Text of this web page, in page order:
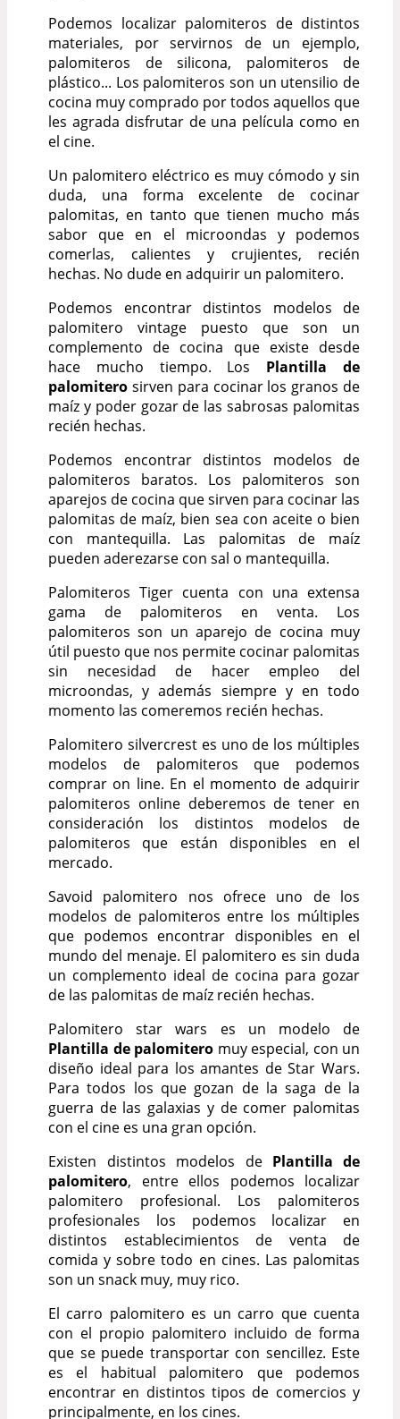
Podemos localizar palomiteros de distintos
materiales, por servirnos de un ejemplo,
palomiteros de silicona, palomiteros de
plástico... Los palomiteros son un utensilio de
cocina muy comprado por todos aquellos que
les agrada disfrutar de una película como en
el cine.
Un palomitero eléctrico es muy cómodo y sin
duda, una forma excelente de cocinar
palomitas, en tanto que tienen mucho más
sabor que en el microondas y podemos
comerlas, calientes y crujientes, recién
hechas. No dude en adquirir un palomitero.
Podemos encontrar distintos modelos de
palomitero vintage puesto que son un
complemento de cocina que existe desde
hace mucho tiempo. Los Plantilla de
palomitero sirven para cocinar los granos de
maíz y poder gozar de las sabrosas palomitas
recién hechas.
Podemos encontrar distintos modelos de
palomiteros baratos. Los palomiteros son
aparejos de cocina que sirven para cocinar las
palomitas de maíz, bien sea con aceite o bien
con mantequilla. Las palomitas de maíz
pueden aderezarse con sal o mantequilla.
Palomiteros Tiger cuenta con una extensa
gama de palomiteros en venta. Los
palomiteros son un aparejo de cocina muy
útil puesto que nos permite cocinar palomitas
sin necesidad de hacer empleo del
microondas, y además siempre y en todo
momento las comeremos recién hechas.
Palomitero silvercrest es uno de los múltiples
modelos de palomiteros que podemos
comprar on line. En el momento de adquirir
palomiteros online deberemos de tener en
consideración los distintos modelos de
palomiteros que están disponibles en el
mercado.
Savoid palomitero nos ofrece uno de los
modelos de palomiteros entre los múltiples
que podemos encontrar disponibles en el
mundo del menaje. El palomitero es sin duda
un complemento ideal de cocina para gozar
de las palomitas de maíz recién hechas.
Palomitero star wars es un modelo de
Plantilla de palomitero muy especial, con un
diseño ideal para los amantes de Star Wars.
Para todos los que gozan de la saga de la
guerra de las galaxias y de comer palomitas
con el cine es una gran opción.
Existen distintos modelos de Plantilla de
palomitero, entre ellos podemos localizar
palomitero profesional. Los palomiteros
profesionales los podemos localizar en
distintos establecimientos de venta de
comida y sobre todo en cines. Las palomitas
son un snack muy, muy rico.
El carro palomitero es un carro que cuenta
con el propio palomitero incluido de forma
que se puede transportar con sencillez. Este
es el habitual palomitero que podemos
encontrar en distintos tipos de comercios y
principalmente, en los cines.